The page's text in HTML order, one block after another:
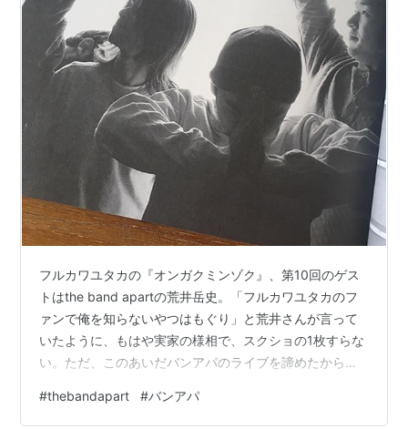
フルカワユタカの『オンガクミンゾク』、第10回のゲス
トはthe band apartの荒井岳史。「フルカワユタカのフ
ァンで俺を知らないやつはもぐり」と荒井さんが言って
いたように、もはや実家の様相で、スクショの1枚すらな
い。ただ、このあいだバンアパのライブを諦めたから
動く！！！」と嬉しくなってしまった。オンガクミンゾ
#thebandapart #バンアパ